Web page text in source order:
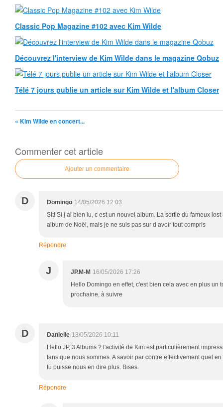
Classic Pop Magazine #102 avec Kim Wilde
Découvrez l'interview de Kim Wilde dans le magazine Qobuz
Télé 7 jours publie un article sur Kim Wilde et l'album Closer
« Kim Wilde en concert...
Commenter cet article
Ajouter un commentaire
D Domingo 14/05/2026 12:03
Slt! Si j ai bien lu, c est un nouvel album. La sortie du fameux
album de Noël, mais je ne suis pas sur d avoir tout compris
Répondre
J JP.M-M 16/05/2026 17:26
Hello Domingo en effet, c'est bien cela avec en plus un
prochaine, à suivre
D Danielle 13/05/2026 10:11
Hello JP, 3 Albums ? l'activité de Kim est particulièrement
fans que nous sommes. A savoir par contre effectivement quel
tu puisse nous en dire plus. Bises.
Répondre